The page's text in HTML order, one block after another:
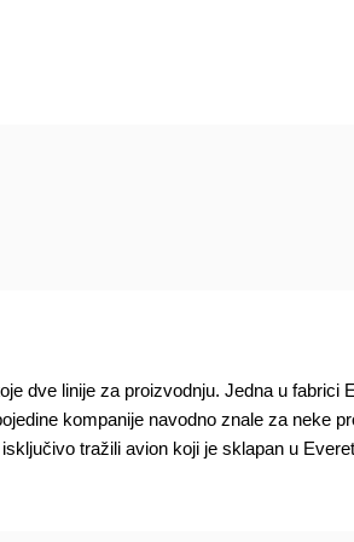
dve linije za proizvodnju. Jedna u fabrici
kompanije navodno znale za neke
tražili avion koji je sklapan u